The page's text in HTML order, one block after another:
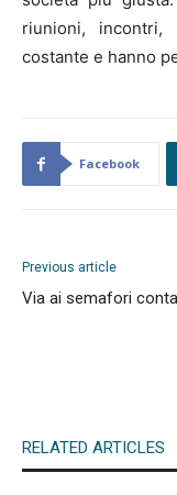
riunioni,
costante e hanno
Facebook
Previous article
Via ai semafori
RELATED ARTICLES